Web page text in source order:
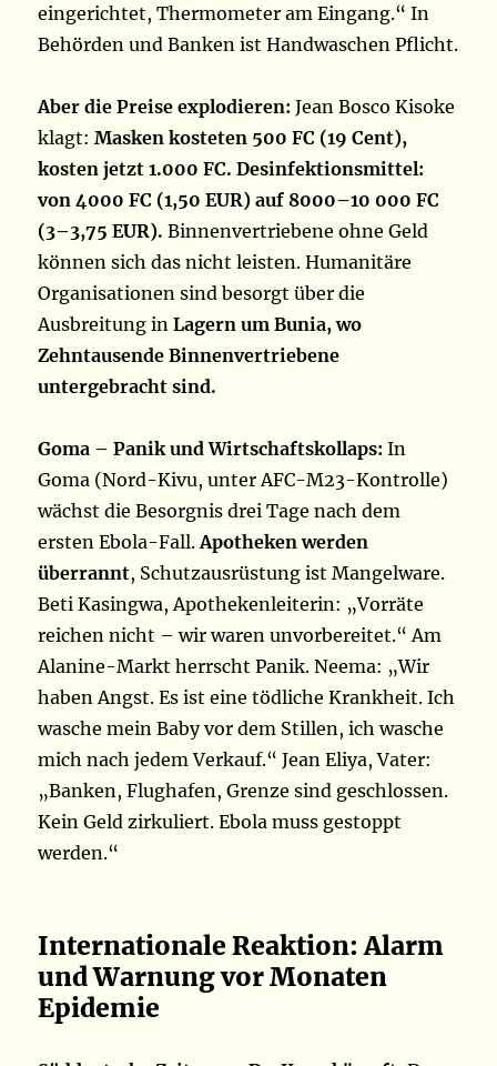
eingerichtet, Thermometer am Eingang.“ In
Behörden und Banken ist Handwaschen Pflicht.
Aber die Preise explodieren: Jean Bosco Kisoke
klagt:Masken kosteten 500 FC (19 Cent),
kosten jetzt 1.000 FC. Desinfektionsmittel:
von 4000 FC (1,50 EUR) auf 8000–10 000 FC
(3–3,75 EUR). Binnenvertriebene ohne Geld
können sich das nicht leisten. Humanitäre
Organisationen sind besorgt über die
Ausbreitung inLagern um Bunia, wo
Zehntausende Binnenvertriebene
untergebracht sind.
Goma – Panik und Wirtschaftskollaps: In
Goma (Nord-Kivu, unter AFC-M23-Kontrolle)
wächst die Besorgnis drei Tage nach dem
ersten Ebola-Fall.Apotheken werden
überrannt, Schutzausrüstung ist Mangelware.
Beti Kasingwa, Apothekenleiterin: „Vorräte
reichen nicht – wir waren unvorbereitet.“ Am
Alanine-Markt herrscht Panik. Neema: „Wir
haben Angst. Es ist eine tödliche Krankheit. Ich
wasche mein Baby vor dem Stillen, ich wasche
mich nach jedem Verkauf.“ Jean Eliya, Vater:
„Banken, Flughafen, Grenze sind geschlossen.
Kein Geld zirkuliert. Ebola muss gestoppt
werden.“
Internationale Reaktion: Alarm
und Warnung vor Monaten
Epidemie